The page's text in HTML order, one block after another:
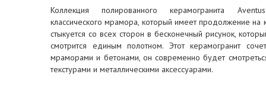
Коллекция полированного керамогранита
классического мрамора, который имеет продолжение на
стыкуется со всех сторон в бесконечный рисунок,
смотрится единым полотном. Этот керамогранит
мраморами и бетонами, он современно будет
текстурами и металлическими аксессуарами.